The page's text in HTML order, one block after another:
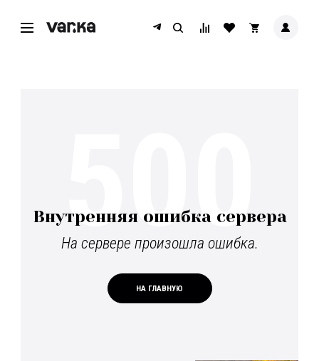
Внутренняя ошибка сервера
На сервере произошла ошибка.
НА ГЛАВНУЮ
500